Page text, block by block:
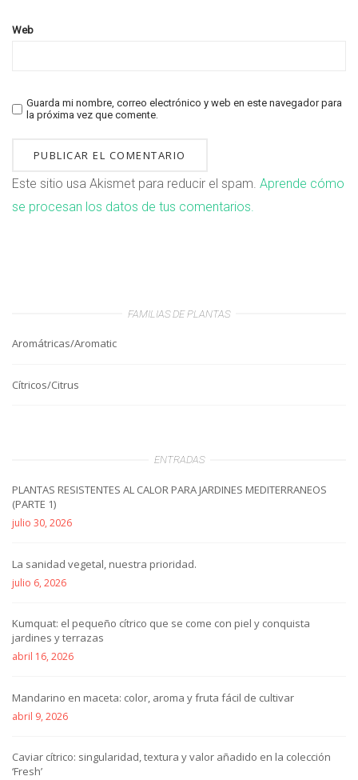
Web
Guarda mi nombre, correo electrónico y web en este navegador para
la próxima vez que comente.
Este sitio usa Akismet para reducir el spam. Aprende cómo
se procesan los datos de tus comentarios.
FAMILIAS DE PLANTAS
Aromátricas/Aromatic
Cítricos/Citrus
ENTRADAS
PLANTAS RESISTENTES AL CALOR PARA JARDINES MEDITERRANEOS
(PARTE 1)
julio 30, 2026
La sanidad vegetal, nuestra prioridad.
julio 6, 2026
Kumquat: el pequeño cítrico que se come con piel y conquista
jardines y terrazas
abril 16, 2026
Mandarino en maceta: color, aroma y fruta fácil de cultivar
abril 9, 2026
Caviar cítrico: singularidad, textura y valor añadido en la colección
‘Fresh’